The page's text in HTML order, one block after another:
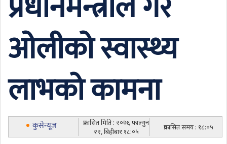
ओलीको स्वास्थ्य
लाभको कामना
कुसेन्यूज
प्रकासित मिति : २०७६ फाल्गुन
२२, बिहीबार १८:०५
प्रकासित समय : १८:०५